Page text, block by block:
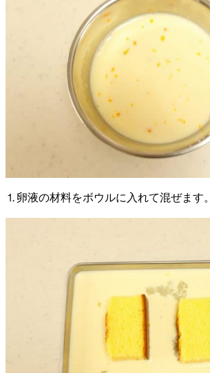
⒈卵液の材料をボウルに入れて混ぜます。